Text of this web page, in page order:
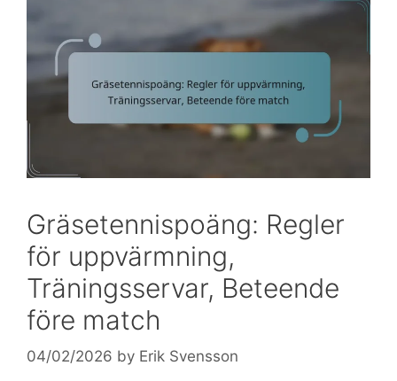
Gräsetennispoäng: Regler
för uppvärmning,
Träningsservar, Beteende
före match
04/02/2026 by Erik Svensson